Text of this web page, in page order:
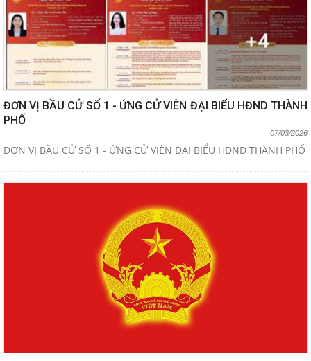
ĐƠN VỊ BẦU CỬ SỐ 1 - ỨNG CỬ VIÊN ĐẠI BIỂU HĐND THÀNH
PHỐ
07/03/2026
ĐƠN VỊ BẦU CỬ SỐ 1 - ỨNG CỬ VIÊN ĐẠI BIỂU HĐND THÀNH PHỐ